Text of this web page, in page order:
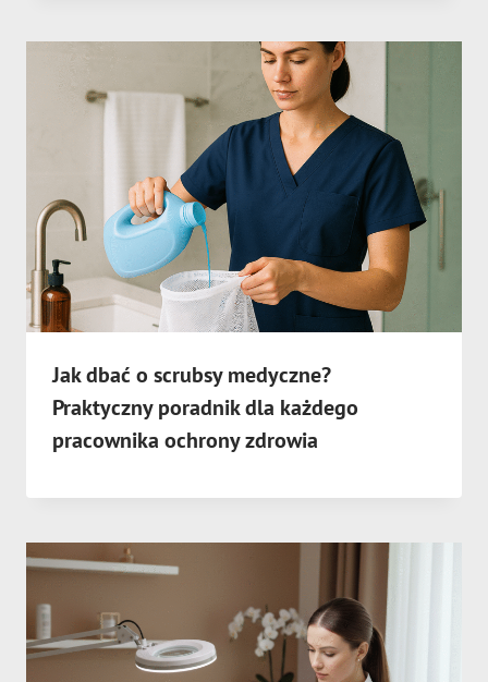
Jak dbać o scrubsy medyczne?
Praktyczny poradnik dla każdego
pracownika ochrony zdrowia